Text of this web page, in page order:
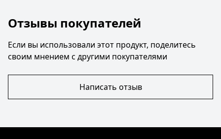
Отзывы покупателей
Если вы использовали этот продукт, поделитесь
своим мнением с другими покупателями
Написать отзыв